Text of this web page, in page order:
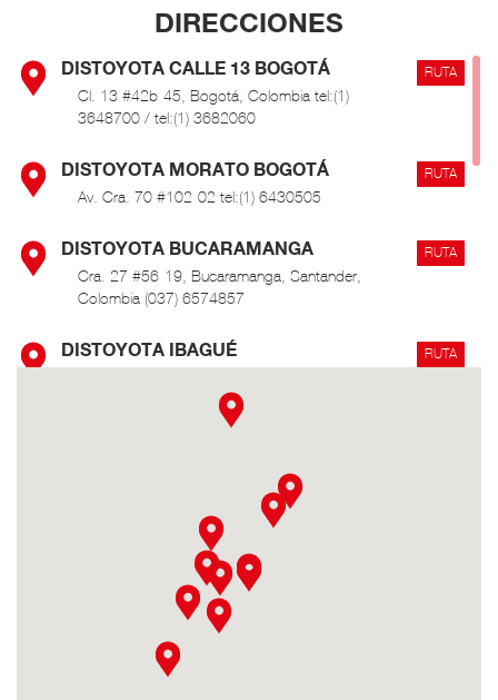
DIRECCIONES
DISTOYOTA CALLE 13 BOGOTÁ
Cl. 13 #42b-45, Bogotá, Colombia tel:(1)
3648700 / tel:(1) 3682060
RUTA
DISTOYOTA MORATO BOGOTÁ
Av. Cra. 70 #102-02 tel:(1) 6430505
RUTA
DISTOYOTA BUCARAMANGA
Cra. 27 #56-19, Bucaramanga, Santander,
Colombia (037) 6574857
RUTA
DISTOYOTA IBAGUÉ
276 0000 / 3116810521
RUTA
Calle 66A N°43-02 Centro Empresarial La
Esmeralda, bodega 101, Itagüi, Antioquia,
DISTOYOTA NEIVA
Cra. 5 #10-42, Neiva, Huila, Colombia (8)
DISTOYOTA PASTO